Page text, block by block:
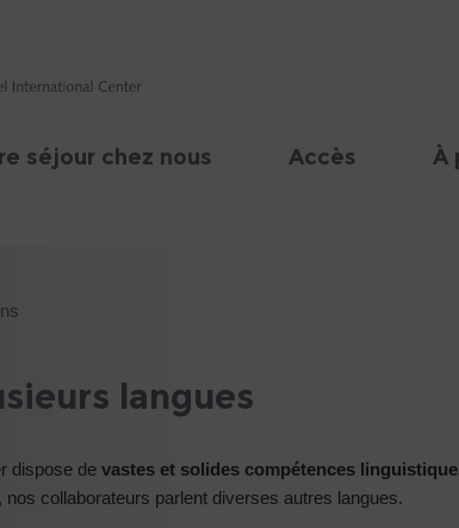
séjour chez nous Accès À
langues
dispose de vastes et solides compétences
nos collaborateurs parlent diverses autres langues.